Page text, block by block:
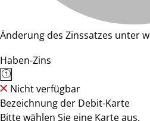
Änderung des Zinssatzes unter
Haben-Zins
Nicht verfügbar
Bezeichnung der Debit-Karte
Bitte wählen Sie eine Karte aus.